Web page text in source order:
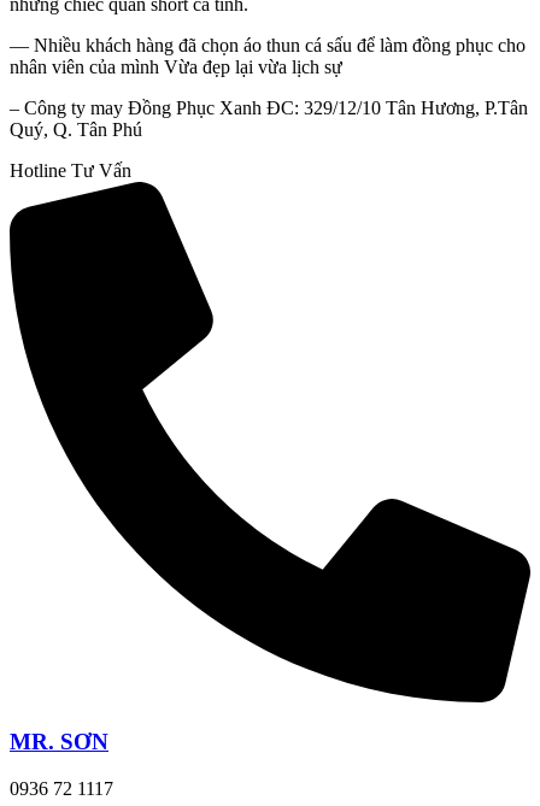
— Nhiều khách hàng đã chọn áo thun cá sấu để làm đồng phục cho
nhân viên của mình Vừa đẹp lại vừa lịch sự
– Công ty may Đồng Phục Xanh ĐC: 329/12/10 Tân Hương, P.Tân
Quý, Q. Tân Phú
Hotline Tư Vấn
MR. SƠN
0936 72 1117